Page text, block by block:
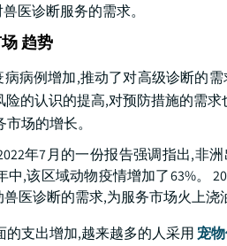
医诊断服务的需求。
趋势
病例增加,推动了对高级诊断的
险的认识的提高,对预防措施的需
场的增长。
年7月的一份报告强调指出,非
中,该区域动物疫情增加了63%。
医诊断的需求,为服务市场火上浇
的支出增加,越来越多的人采用 宠